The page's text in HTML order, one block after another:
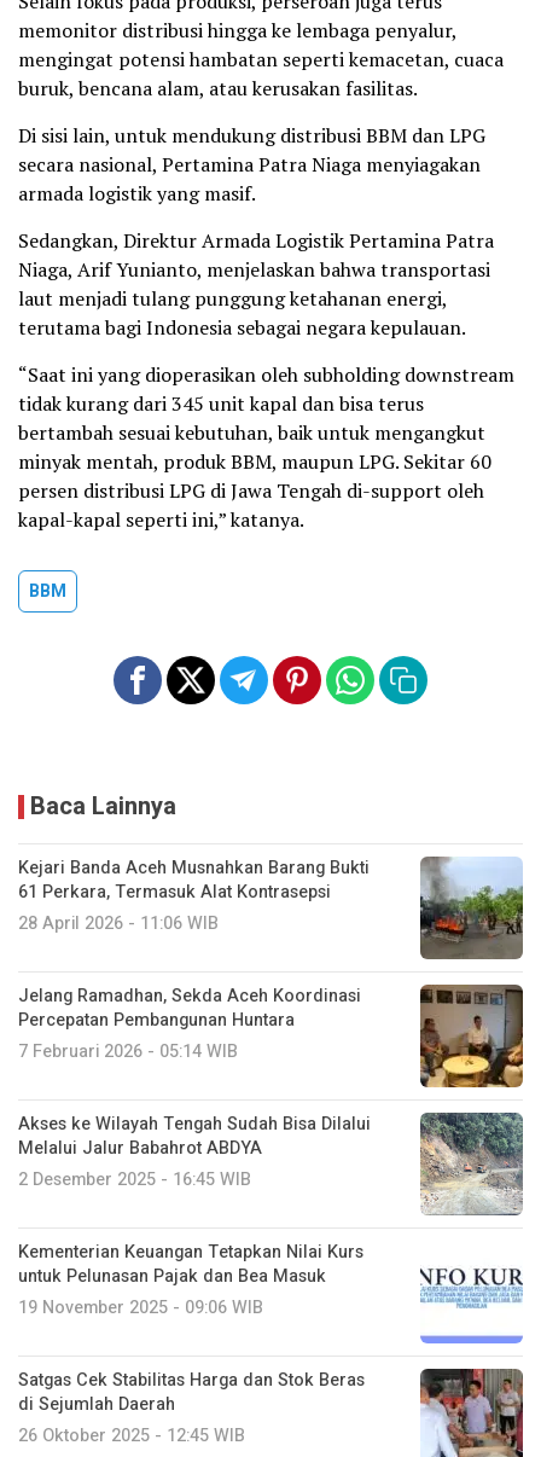
memonitor distribusi hingga ke lembaga penyalur,
mengingat potensi hambatan seperti kemacetan, cuaca
buruk, bencana alam, atau kerusakan fasilitas.
Di sisi lain, untuk mendukung distribusi BBM dan LPG
secara nasional, Pertamina Patra Niaga menyiagakan
armada logistik yang masif.
Sedangkan, Direktur Armada Logistik Pertamina Patra
Niaga, Arif Yunianto, menjelaskan bahwa transportasi
laut menjadi tulang punggung ketahanan energi,
terutama bagi Indonesia sebagai negara kepulauan.
“Saat ini yang dioperasikan oleh subholding downstream
tidak kurang dari 345 unit kapal dan bisa terus
bertambah sesuai kebutuhan, baik untuk mengangkut
minyak mentah, produk BBM, maupun LPG. Sekitar 60
persen distribusi LPG di Jawa Tengah di-support oleh
kapal-kapal seperti ini,” katanya.
BBM
Baca Lainnya
Kejari Banda Aceh Musnahkan Barang Bukti
61 Perkara, Termasuk Alat Kontrasepsi
28 April 2026 - 11:06 WIB
‎Jelang Ramadhan, Sekda Aceh Koordinasi
Percepatan Pembangunan Huntara
7 Februari 2026 - 05:14 WIB
Akses ke Wilayah Tengah Sudah Bisa Dilalui
Melalui Jalur Babahrot ABDYA
2 Desember 2025 - 16:45 WIB
Kementerian Keuangan Tetapkan Nilai Kurs
untuk Pelunasan Pajak dan Bea Masuk
19 November 2025 - 09:06 WIB
Satgas Cek Stabilitas Harga dan Stok Beras
di Sejumlah Daerah
26 Oktober 2025 - 12:45 WIB